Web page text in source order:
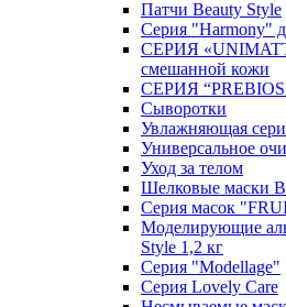
Патчи Beauty Style
Серия "Harmony"
СЕРИЯ
смешанной кожи
СЕРИЯ
Сыворотки
Увлажняющая
Универсальное
Уход за телом
Шелковые маски
Серия масок
Моделирующие
Style 1,2 кг
Серия "Modellage"
Cерия Lovely Care